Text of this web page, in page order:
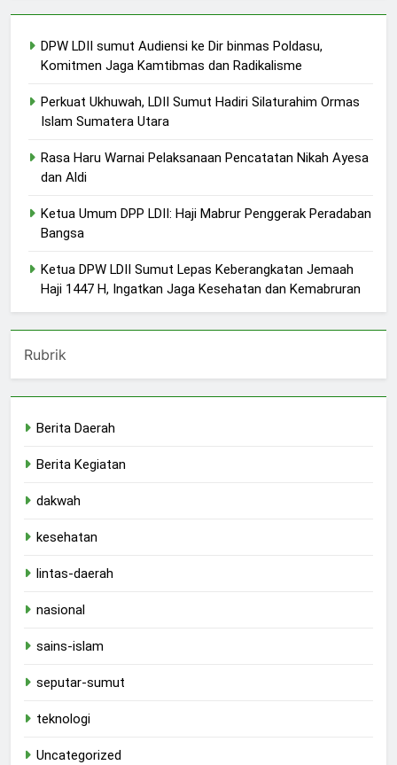
DPW LDII sumut Audiensi ke Dir binmas Poldasu,
Komitmen Jaga Kamtibmas dan Radikalisme
Perkuat Ukhuwah, LDII Sumut Hadiri Silaturahim Ormas
Islam Sumatera Utara
Rasa Haru Warnai Pelaksanaan Pencatatan Nikah Ayesa
dan Aldi
Ketua Umum DPP LDII: Haji Mabrur Penggerak Peradaban
Bangsa
Ketua DPW LDII Sumut Lepas Keberangkatan Jemaah
Haji 1447 H, Ingatkan Jaga Kesehatan dan Kemabruran
Rubrik
Berita Daerah
Berita Kegiatan
dakwah
kesehatan
lintas-daerah
nasional
sains-islam
seputar-sumut
teknologi
Uncategorized